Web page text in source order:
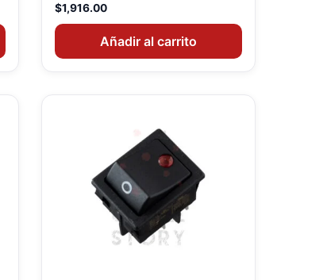
$1,916.00
Añadir al carrito